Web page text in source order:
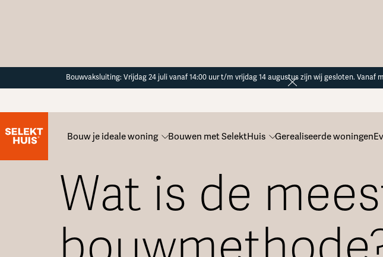
Bouwvaksluiting: Vrijdag 24 juli vanaf 14:00 uur t/m vrijdag 14 augustus zijn wij gesloten. Vanaf
Bouw je ideale woning Bouwen met SelektHuis Gerealiseerde woningen
Wat is de